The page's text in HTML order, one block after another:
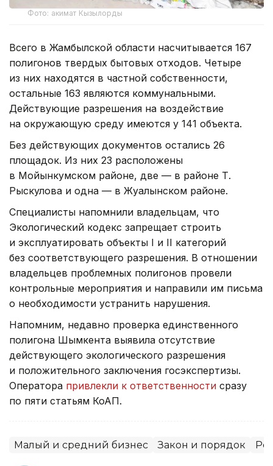
Фото: акимат Кызылорды
Всего в Жамбылской области насчитывается 167
полигонов твердых бытовых отходов. Четыре
из них находятся в частной собственности,
остальные 163 являются коммунальными.
Действующие разрешения на воздействие
на окружающую среду имеются у 141 объекта.
Без действующих документов остались 26
площадок. Из них 23 расположены
в Мойынкумском районе, две — в районе Т.
Рыскулова и одна — в Жуалынском районе.
Специалисты напомнили владельцам, что
Экологический кодекс запрещает строить
и эксплуатировать объекты I и II категорий
без соответствующего разрешения. В отношении
владельцев проблемных полигонов провели
контрольные мероприятия и направили им письма
о необходимости устранить нарушения.
Напомним, недавно проверка единственного
полигона Шымкента выявила отсутствие
действующего экологического разрешения
и положительного заключения госэкспертизы.
Оператора привлекли к ответственности сразу
по пяти статьям КоАП.
Малый и средний бизнес Закон и порядок